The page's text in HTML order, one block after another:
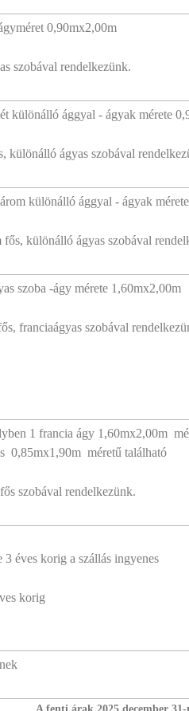
0,90mx2,00m
szobával rendelkezünk.
különálló ággyal - ágyak mérete
különálló ágyas szobával
különálló ággyal - ágyak
fős, különálló ágyas szobával
szoba -ágy mérete 1,60mx2,00m
franciaágyas szobával
1 francia ágy 1,60mx2,00m
0,85mx1,90m méretű található
szobával rendelkezünk.
3 éves korig a szállás ingyenes
korig